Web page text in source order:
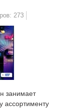
273
занимает
ассортименту